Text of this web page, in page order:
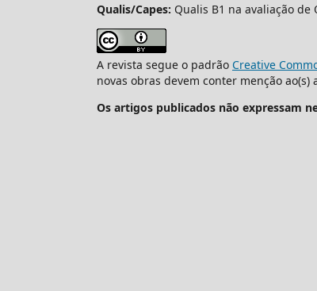
Qualis/Capes: Qualis B1 na avaliação de
A revista segue o padrão Creative
novas obras devem conter menção ao(s)
Os artigos publicados não expressam